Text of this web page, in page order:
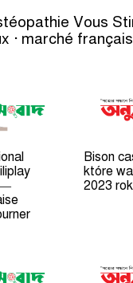
Vous
· marché
—
Bison
które
2023